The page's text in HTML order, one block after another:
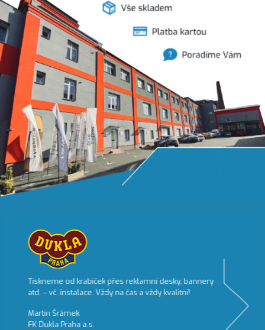
Tiskneme od krabiček přes reklamní desky, bannery
atd. – vč. instalace. Vždy na čas a vždy kvalitní!
Martin Šrámek
FK Dukla Praha a.s.